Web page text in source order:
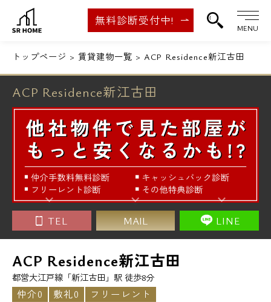
無料診断受付中!
MENU
トップページ 賃貸建物一覧 ACP Residence新江古田
ACP Residence新江古田
TEL MAIL LINE
ACP Residence新江古田
都営大江戸線「新江古田」駅 徒歩8分
仲介0 敷礼0 フリーレント